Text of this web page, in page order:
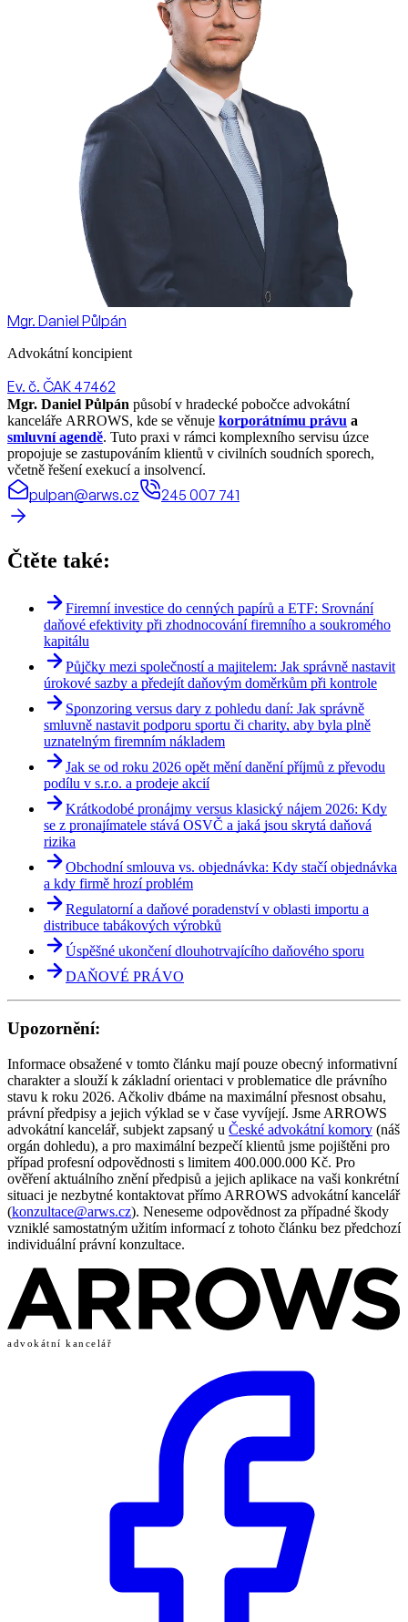
Mgr. Daniel Půlpán
Advokátní koncipient
Ev. č. ČAK 47462
Mgr. Daniel Půlpán působí v hradecké pobočce advokátní
kanceláře ARROWS, kde se věnuje korporátnímu právu a
smluvní agendě. Tuto praxi v rámci komplexního servisu úzce
propojuje se zastupováním klientů v civilních soudních sporech,
včetně řešení exekucí a insolvencí.
pulpan@arws.cz 245 007 741
Čtěte také:
Firemní investice do cenných papírů a ETF: Srovnání
daňové efektivity při zhodnocování firemního a soukromého
kapitálu
Půjčky mezi společností a majitelem: Jak správně nastavit
úrokové sazby a předejít daňovým doměrkům při kontrole
Sponzoring versus dary z pohledu daní: Jak správně
smluvně nastavit podporu sportu či charity, aby byla plně
uznatelným firemním nákladem
Jak se od roku 2026 opět mění danění příjmů z převodu
podílu v s.r.o. a prodeje akcií
Krátkodobé pronájmy versus klasický nájem 2026: Kdy
se z pronajímatele stává OSVČ a jaká jsou skrytá daňová
rizika
Obchodní smlouva vs. objednávka: Kdy stačí objednávka
a kdy firmě hrozí problém
Regulatorní a daňové poradenství v oblasti importu a
distribuce tabákových výrobků
Úspěšné ukončení dlouhotrvajícího daňového sporu
DAŇOVÉ PRÁVO
Upozornění:
Informace obsažené v tomto článku mají pouze obecný informativní
charakter a slouží k základní orientaci v problematice dle právního
stavu k roku 2026. Ačkoliv dbáme na maximální přesnost obsahu,
právní předpisy a jejich výklad se v čase vyvíjejí. Jsme ARROWS
advokátní kancelář, subjekt zapsaný u České advokátní komory (náš
orgán dohledu), a pro maximální bezpečí klientů jsme pojištěni pro
případ profesní odpovědnosti s limitem 400.000.000 Kč. Pro
ověření aktuálního znění předpisů a jejich aplikace na vaši konkrétní
situaci je nezbytné kontaktovat přímo ARROWS advokátní kancelář
(konzultace@arws.cz). Neneseme odpovědnost za případné škody
vzniklé samostatným užitím informací z tohoto článku bez předchozí
individuální právní konzultace.
advokátní kancelář